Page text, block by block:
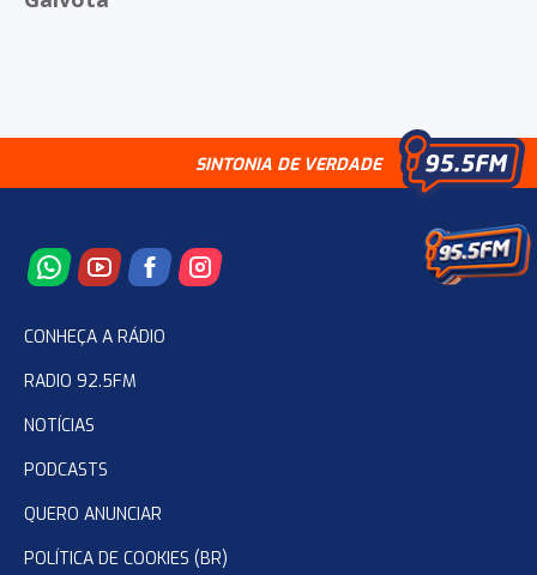
SINTONIA DE VERDADE
CONHEÇA A RÁDIO
RADIO 92.5FM
NOTÍCIAS
PODCASTS
QUERO ANUNCIAR
POLÍTICA DE COOKIES (BR)